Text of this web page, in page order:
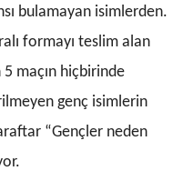
bulamayan isimlerden.
formayı teslim alan
maçın hiçbirinde
genç isimlerin
“Gençler neden